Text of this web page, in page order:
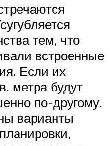
тем, что
встроенные
Если их
метра будут
по-другому.
варианты